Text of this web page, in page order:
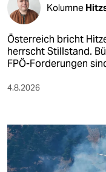
Kolumne
Österreich bricht
herrscht Stillstand.
FPÖ-Forderungen
4.8.2026